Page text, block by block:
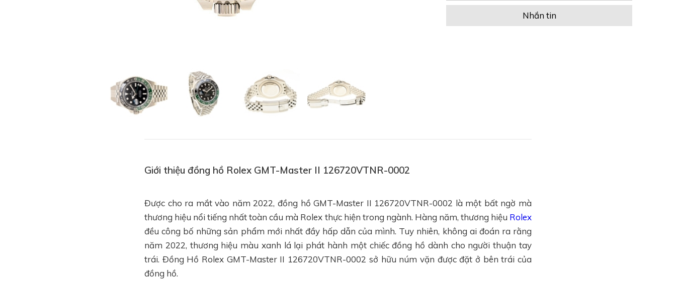
Nhắn tin
Giới thiệu đồng hồ Rolex GMT-Master II 126720VTNR-0002
Được cho ra mắt vào năm 2022, đồng hồ GMT-Master II 126720VTNR-0002 là một bất ngờ mà
thương hiệu nổi tiếng nhất toàn cầu mà Rolex thực hiện trong ngành. Hàng năm, thương hiệu Rolex
đều công bố những sản phẩm mới nhất đầy hấp dẫn của mình. Tuy nhiên, không ai đoán ra rằng
năm 2022, thương hiệu màu xanh lá lại phát hành một chiếc đồng hồ dành cho người thuận tay
trái. Đồng Hồ Rolex GMT-Master II 126720VTNR-0002 sở hữu núm vặn được đặt ở bên trái của
đồng hồ.